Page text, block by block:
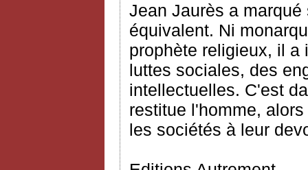
Jean Jaurès a
équivalent. Ni
prophète religieux, il a
luttes sociales, des
intellectuelles. C'est
restitue l'homme,
les sociétés à leur